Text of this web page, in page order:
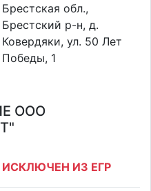
Брестская обл.,
Брестский р-н, д.
Ковердяки, ул. 50 Лет
Победы, 1
ООО
ИСКЛЮЧЕН ИЗ ЕГР